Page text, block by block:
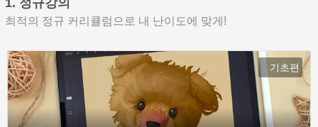
1. 정규강의
최적의 정규 커리큘럼으로 내 난이도에 맞게!
기초편